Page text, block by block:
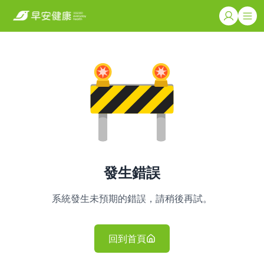
發生錯誤
系統發生未預期的錯誤，請稍後再試。
回到首頁